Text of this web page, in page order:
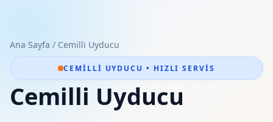
Ana Sayfa / Cemilli Uyducu
CEMILLI UYDUCU • HIZLI SERVIS
Cemilli Uyducu